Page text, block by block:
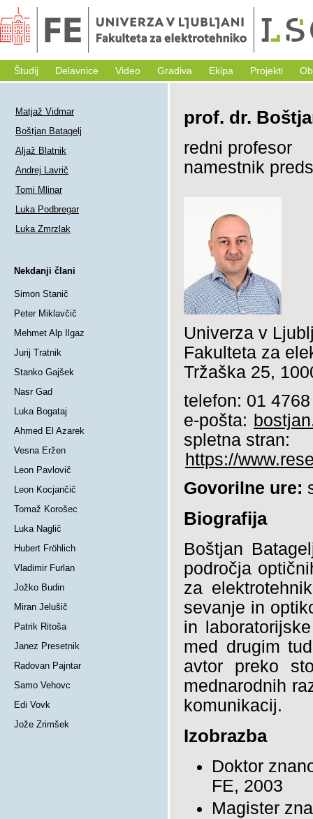
Študij Delavnice Video Gradiva Ekipa Projekti
Matjaž Vidmar
Boštjan Batagelj
Aljaž Blatnik
Andrej Lavrič
Tomi Mlinar
Luka Podbregar
Luka Zmrzlak
Nekdanji člani
Simon Stanič
Peter Miklavčič
Mehmet Alp Ilgaz
Jurij Tratnik
Stanko Gajšek
Nasr Gad
Luka Bogataj
Ahmed El Azarek
Vesna Eržen
Leon Pavlovič
Leon Kocjančič
Tomaž Korošec
Luka Naglič
Hubert Fröhlich
Vladimir Furlan
Jožko Budin
Miran Jelušič
Patrik Ritoša
Janez Presetnik
Radovan Pajntar
Samo Vehovc
Edi Vovk
Jože Zrimšek
prof. dr.
redni profesor
namestnik
Univerza v
Fakulteta za
Tržaška 25,
telefon: 01
e-pošta:
spletna stran:
https://
Govorilne ure:
Biografija
Boštjan
področja
za
sevanje in
in
med drugim
avtor preko
mednarodnih
komunikacij.
Izobrazba
Doktor
FE, 2003
Magister